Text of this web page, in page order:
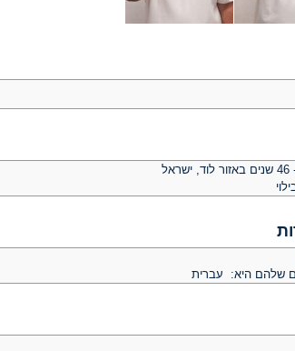
שלהם היא: עברית